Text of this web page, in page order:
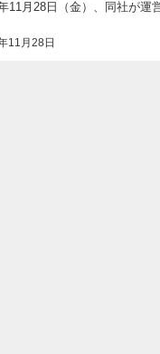
11月28日
11月28日（金）、同社が運